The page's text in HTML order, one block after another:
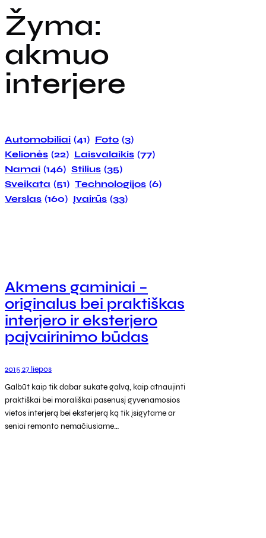
Žyma:
akmuo
interjere
Automobiliai (41) Foto (3)
Kelionės (22) Laisvalaikis (77)
Namai (146) Stilius (35)
Sveikata (51) Technologijos (6)
Verslas (160) Įvairūs (33)
Akmens gaminiai –
originalus bei praktiškas
interjero ir eksterjero
paįvairinimo būdas
2015 27 liepos
Galbūt kaip tik dabar sukate galvą, kaip atnaujinti
praktiškai bei morališkai pasenusį gyvenamosios
vietos interjerą bei eksterjerą ką tik įsigytame ar
seniai remonto nemačiusiame…